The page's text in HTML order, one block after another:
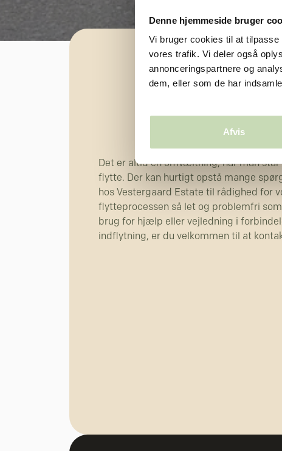
Denne hjemmeside bruger
Vi bruger cookies til at
vores trafik. Vi deler også
annonceringspartnere og
dem, eller som de har
Afvis
indflytning
Det er altid en omvæltning, når man
flytte. Der kan hurtigt opstå mange
hos Vestergaard Estate til rådighed for
flytteprocessen så let og problemfri
brug for hjælp eller vejledning i
indflytning, er du velkommen til at